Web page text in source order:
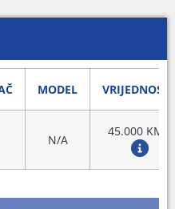
MODEL VRIJEDNOST
N/A
45.000 KM